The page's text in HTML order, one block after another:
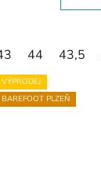
44 43,5
VÝPRODEJ
BAREFOOT PLZEŇ